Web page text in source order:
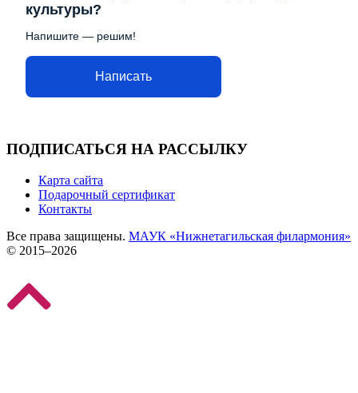
культуры?
Напишите — решим!
Написать
ПОДПИСАТЬСЯ НА РАССЫЛКУ
Карта сайта
Подарочный сертификат
Контакты
Все права защищены. МАУК «Нижнетагильская филармония»
© 2015–2026